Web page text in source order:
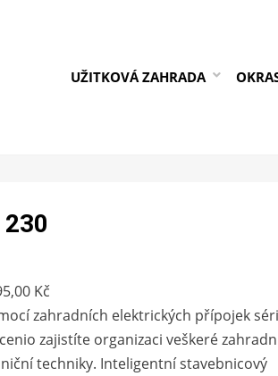
UŽITKOVÁ ZAHRADA
Kč
zahradních elektrických přípojek
zajistíte organizaci veškeré
techniky. Inteligentní stavebnicový